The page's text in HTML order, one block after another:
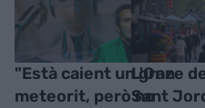
"Està caient un gran
meteorit, però no
L'Onze
Sant